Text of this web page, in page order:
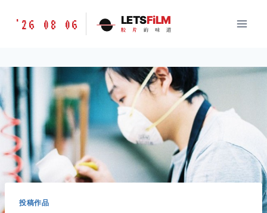
胶
味
道
LETSFILM
'26 08 06 LETSFiLM
胶 片 的 味 道
投稿作品